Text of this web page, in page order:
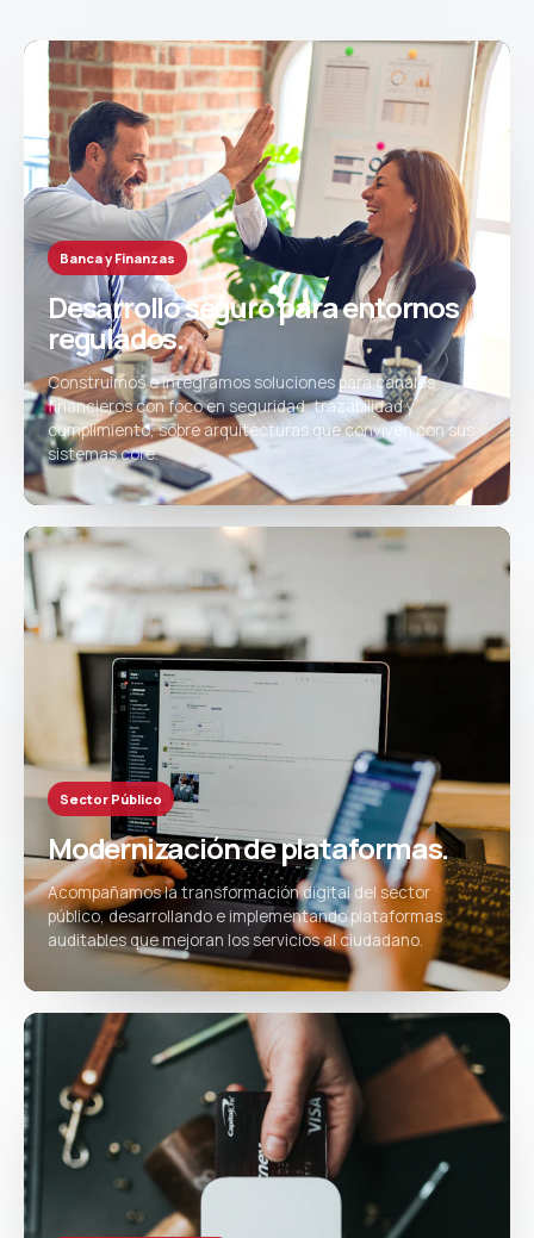
Banca y Finanzas
Desarrollo seguro para entornos
regulados.
Construimos e integramos soluciones para canales
financieros con foco en seguridad, trazabilidad y
cumplimiento, sobre arquitecturas que conviven con sus
sistemas core.
Sector Público
Modernización de plataformas.
Acompañamos la transformación digital del sector
público, desarrollando e implementando plataformas
auditables que mejoran los servicios al ciudadano.